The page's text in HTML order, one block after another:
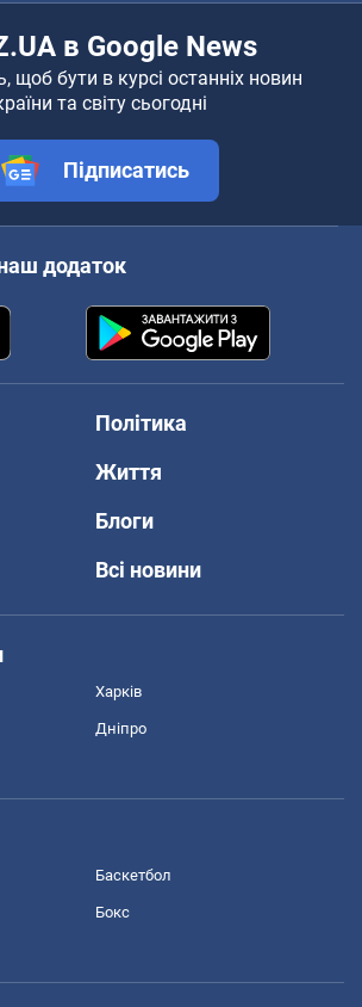
в Google News
щоб бути в курсі останніх новин
та світу сьогодні
Підписатись
додаток
Політика
Життя
Блоги
Всі новини
Харків
Дніпро
Баскетбол
Бокс